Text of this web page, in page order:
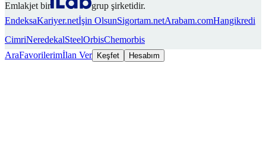
Emlakjet bir
grup şirketidir.
EndeksaKariyer.netİşin OlsunSigortam.netArabam.comHangikredi
CimriNeredekalSteelOrbisChemorbis
AraFavorilerimİlan Ver Keşfet Hesabım